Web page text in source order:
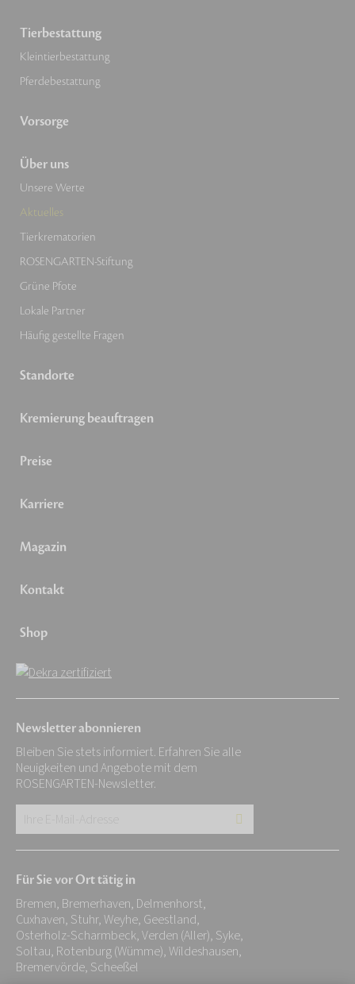
Tierbestattung
Kleintierbestattung
Pferdebestattung
Vorsorge
Über uns
Unsere Werte
Aktuelles
Tierkrematorien
ROSENGARTEN-Stiftung
Grüne Pfote
Lokale Partner
Häufig gestellte Fragen
Standorte
Kremierung beauftragen
Preise
Karriere
Magazin
Kontakt
Shop
Newsletter abonnieren
Bleiben Sie stets informiert. Erfahren Sie alle
Neuigkeiten und Angebote mit dem
ROSENGARTEN-Newsletter.
Adresse:
*
Für Sie vor Ort tätig in
Bremen, Bremerhaven, Delmenhorst,
Cuxhaven, Stuhr, Weyhe, Geestland,
Osterholz-Scharmbeck, Verden (Aller), Syke,
Soltau, Rotenburg (Wümme), Wildeshausen,
Bremervörde, Scheeßel